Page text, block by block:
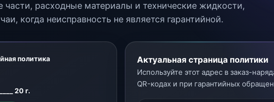
части, расходные материалы и технические жидкости,
когда неисправность не является гарантийной.
политика
20 г.
Актуальная страница политики
Используйте этот адрес в заказ-
QR-кодах и при гарантийных